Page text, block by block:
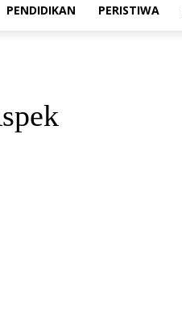
PENDIDIKAN PERISTIWA